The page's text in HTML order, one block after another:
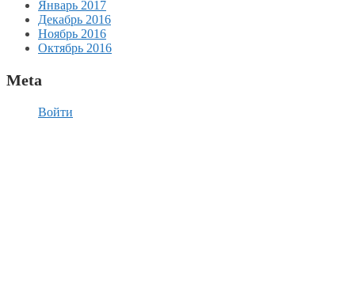
Январь 2017
Декабрь 2016
Ноябрь 2016
Октябрь 2016
Meta
Войти